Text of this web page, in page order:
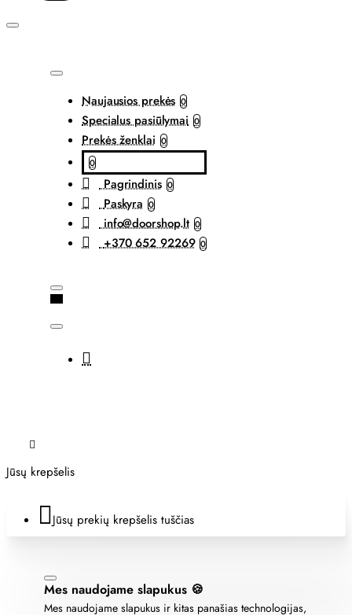
Naujausios prekės 0
Specialus pasiūlymai 0
Prekės ženklai 0
0
Pagrindinis 0
Paskyra 0
info@doorshop.lt 0
+370 652 92269 0
Jūsų krepšelis
Jūsų prekių krepšelis tuščias
Mes naudojame slapukus 🍪
Mes naudojame slapukus ir kitas panašias technologijas,